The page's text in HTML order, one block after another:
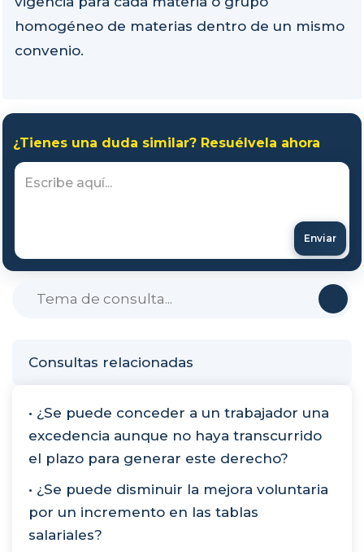
Consultas relacionadas
• ¿Se puede conceder a un trabajador una
excedencia aunque no haya transcurrido
el plazo para generar este derecho?
• ¿Se puede disminuir la mejora voluntaria
por un incremento en las tablas
salariales?
homogéneo de materias dentro de un mismo
convenio.
¿Tienes una duda similar? Resuélvela ahora
Enviar